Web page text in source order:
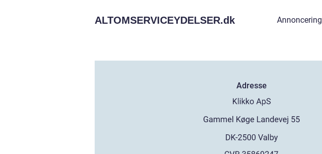
ALTOMSERVICEYDELSER.dk Annoncering
Adresse